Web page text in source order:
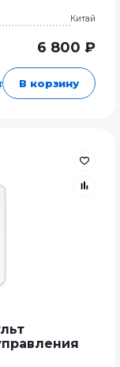
Китай
6 800 ₽
В корзину